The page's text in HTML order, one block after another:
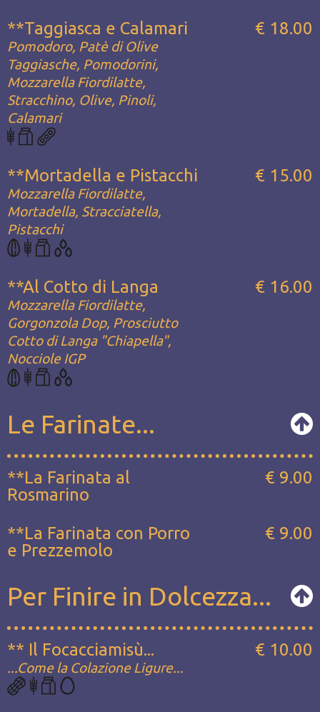
**Taggiasca e Calamari
Pomodoro, Patè di Olive
Taggiasche, Pomodorini,
Mozzarella Fiordilatte,
Stracchino, Olive, Pinoli,
Calamari
€ 18.00
**Mortadella e Pistacchi
Mozzarella Fiordilatte,
Mortadella, Stracciatella,
Pistacchi
€ 15.00
**Al Cotto di Langa
Mozzarella Fiordilatte,
Gorgonzola Dop, Prosciutto
Cotto di Langa "Chiapella",
Nocciole IGP
€ 16.00
Le Farinate...
**La Farinata al
Rosmarino
€ 9.00
**La Farinata con Porro
e Prezzemolo
€ 9.00
Per Finire in Dolcezza...
** Il Focacciamisù...
...Come la Colazione Ligure...
€ 10.00